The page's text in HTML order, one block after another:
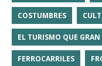
COSTUMBRES
EL TURISMO QUE
FERROCARRILES